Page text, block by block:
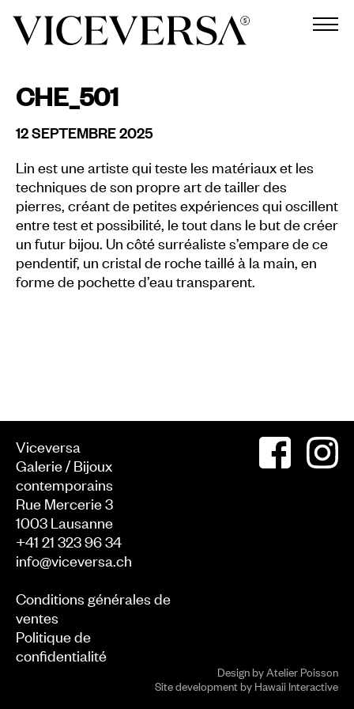
CHE_501
12 SEPTEMBRE 2025
Lin est une artiste qui teste les matériaux et les
techniques de son propre art de tailler des
pierres, créant de petites expériences qui oscillent
entre test et possibilité, le tout dans le but de créer
un futur bijou. Un côté surréaliste s’empare de ce
pendentif, un cristal de roche taillé à la main, en
forme de pochette d’eau transparent.
Viceversa
Galerie / Bijoux
contemporains
Rue Mercerie 3
1003 Lausanne
+41 21 323 96 34
info@viceversa.ch
Conditions générales de
ventes
Politique de
confidentialité
Design byAtelier Poisson
Site development byHawaii Interactive